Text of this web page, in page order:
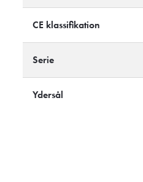
CE klassifikation
Serie
Ydersål